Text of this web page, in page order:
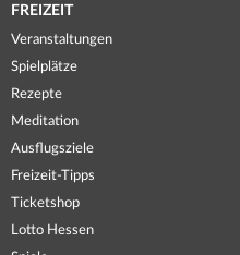
FREIZEIT
Veranstaltungen
Spielplätze
Rezepte
Meditation
Ausflugsziele
Freizeit-Tipps
Ticketshop
Lotto Hessen